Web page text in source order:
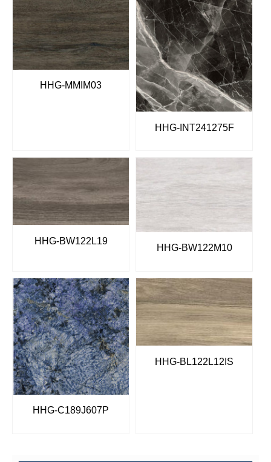
HHG-MMIM03
HHG-INT241275F
HHG-BW122L19
HHG-BW122M10
HHG-C189J607P
HHG-BL122L12IS